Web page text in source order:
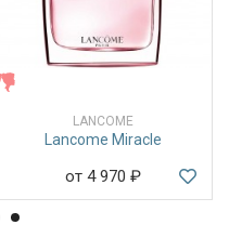
LANCOME
Lancome Miracle
от 4 970 ₽